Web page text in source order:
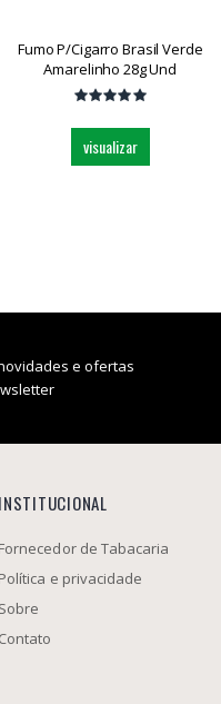
Fumo P/cigarro Brasil Verde
Amarelinho 28g Und
visualizar
e ofertas
INSTITUCIONAL
Fornecedor de Tabacaria
Política e privacidade
Sobre
Contato